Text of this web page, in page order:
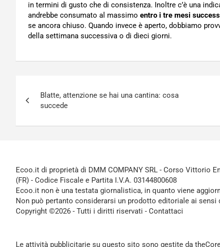
in termini di gusto che di consistenza. Inoltre c’è una
andrebbe consumato al massimo entro i tre mesi
se ancora chiuso. Quando invece è aperto, dobbiamo
della settimana successiva o di dieci giorni.
articoli
Blatte, attenzione se hai una cantina: cosa
succede
Ecoo.it di proprietà di DMM COMPANY SRL - Corso Vittorio
(FR) - Codice Fiscale e Partita I.V.A. 03144800608
Ecoo.it non è una testata giornalistica, in quanto viene
Non può pertanto considerarsi un prodotto editoriale ai sensi
Copyright ©2026 - Tutti i diritti riservati - Contattaci
Le attività pubblicitarie su questo sito sono gestite da